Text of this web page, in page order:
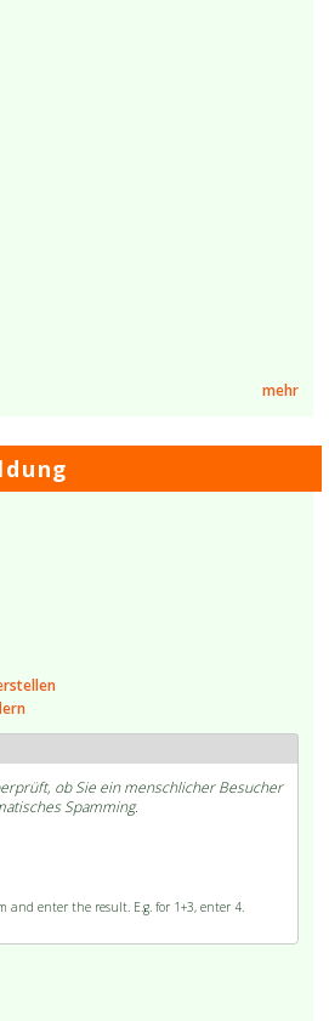
mehr
ob Sie ein menschlicher Besucher
Spamming.
and enter the result. E.g. for 1+3, enter 4.